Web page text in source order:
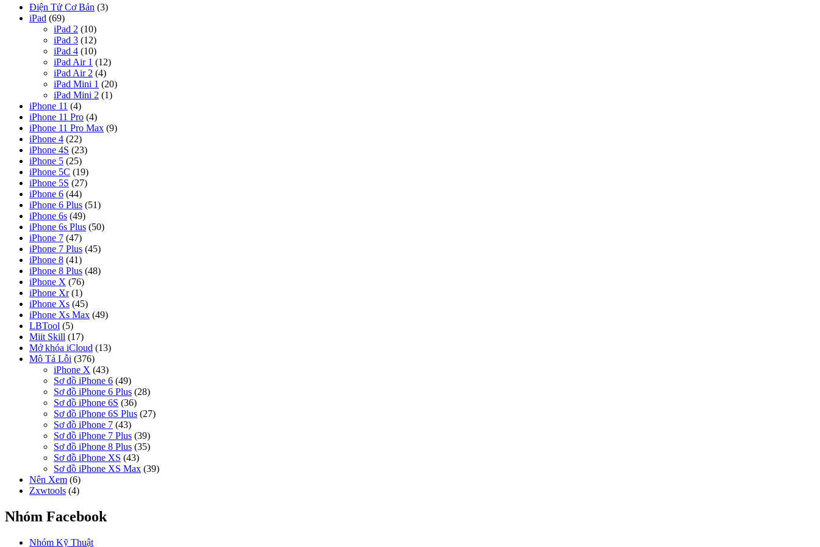
Điện Tử Cơ Bản (3)
iPad (69)
iPad 2 (10)
iPad 3 (12)
iPad 4 (10)
iPad Air 1 (12)
iPad Air 2 (4)
iPad Mini 1 (20)
iPad Mini 2 (1)
iPhone 11 (4)
iPhone 11 Pro (4)
iPhone 11 Pro Max (9)
iPhone 4 (22)
iPhone 4S (23)
iPhone 5 (25)
iPhone 5C (19)
iPhone 5S (27)
iPhone 6 (44)
iPhone 6 Plus (51)
iPhone 6s (49)
iPhone 6s Plus (50)
iPhone 7 (47)
iPhone 7 Plus (45)
iPhone 8 (41)
iPhone 8 Plus (48)
iPhone X (76)
iPhone Xr(1)
iPhone Xs (45)
iPhone Xs Max (49)
LBTool (5)
Miit Skill (17)
Mở khóa iCloud (13)
Mô Tả Lỗi (376)
iPhone X (43)
Sơ đồ iPhone 6 (49)
Sơ đồ iPhone 6 Plus (28)
Sơ đồ iPhone 6S (36)
Sơ đồ iPhone 6S Plus (27)
Sơ đồ iPhone 7 (43)
Sơ đồ iPhone 7 Plus (39)
Sơ đồ iPhone 8 Plus (35)
Sơ đồ iPhone XS (43)
Sơ đồ iPhone XS Max (39)
Nên Xem (6)
Zxwtools (4)
Nhóm Facebook
Nhóm Kỹ Thuật